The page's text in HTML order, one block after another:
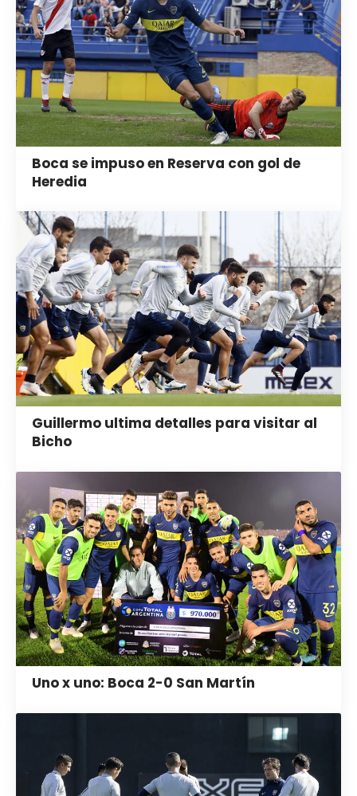
Boca se impuso en Reserva con gol de
Heredia
Guillermo ultima detalles para visitar al
Bicho
Uno x uno: Boca 2-0 San Martín